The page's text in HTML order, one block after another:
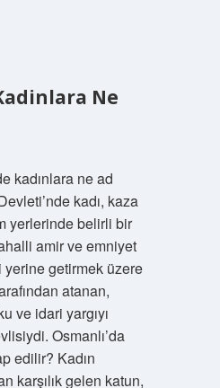
Ne
kadınlara ne ad
kadı, kaza
yerlerinde belirli bir
amir ve emniyet
getirmek üzere
atanan,
ve idari yargıyı
Osmanlı’da
edilir? Kadın
karşılık gelen katun,